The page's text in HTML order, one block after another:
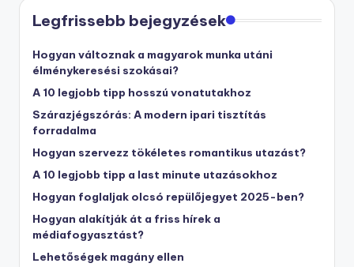
Legfrissebb bejegyzések
Hogyan változnak a magyarok munka utáni
élménykeresési szokásai?
A 10 legjobb tipp hosszú vonatutakhoz
Szárazjégszórás: A modern ipari tisztítás
forradalma
Hogyan szervezz tökéletes romantikus utazást?
A 10 legjobb tipp a last minute utazásokhoz
Hogyan foglaljak olcsó repülőjegyet 2025-ben?
Hogyan alakítják át a friss hírek a
médiafogyasztást?
Lehetőségek magány ellen